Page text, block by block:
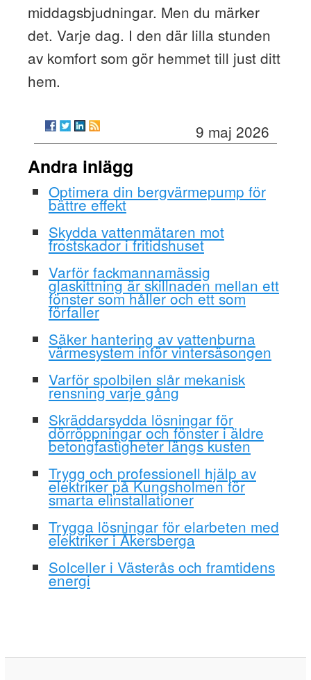
middagsbjudningar. Men du märker
det. Varje dag. I den där lilla stunden
av komfort som gör hemmet till just ditt
hem.
9 maj 2026
Andra inlägg
Optimera din bergvärmepump för
bättre effekt
Skydda vattenmätaren mot
frostskador i fritidshuset
Varför fackmannamässig
glaskittning är skillnaden mellan ett
fönster som håller och ett som
förfaller
Säker hantering av vattenburna
värmesystem inför vintersäsongen
Varför spolbilen slår mekanisk
rensning varje gång
Skräddarsydda lösningar för
dörröppningar och fönster i äldre
betongfastigheter längs kusten
Trygg och professionell hjälp av
elektriker på Kungsholmen för
smarta elinstallationer
Trygga lösningar för elarbeten med
elektriker i Åkersberga
Solceller i Västerås och framtidens
energi